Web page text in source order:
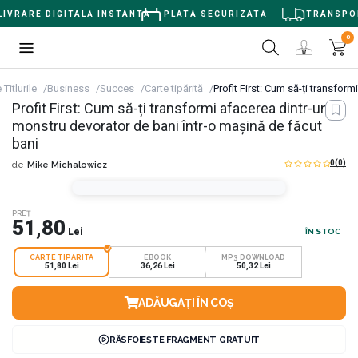
DIGITALĂ INSTANTĂ PLATĂ SECURIZATĂ
0
Titlurile Business Succes Carte tipărită Profit First: Cum să-ți
Profit First: Cum să-ți transformi afacerea dintr-un
monstru devorator de bani într-o mașină de făcut
bani
de Mike Michalowicz 0(0)
PREȚ
51,80 Lei ÎN STOC
CARTE TIPARITA
51,80 Lei
EBOOK
36,26 Lei
MP3 DOWNLOAD
50,32 Lei
ADĂUGAȚI ÎN COȘ
RĂSFOIEȘTE FRAGMENT GRATUIT